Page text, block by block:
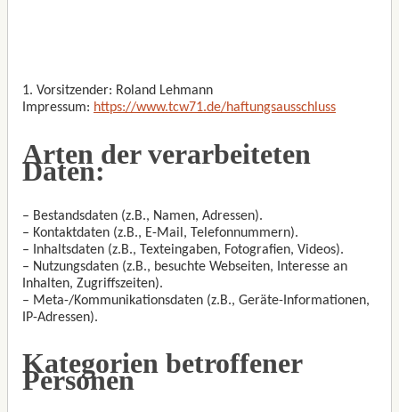
1. Vorsitzender: Roland Lehmann
Impressum: https://www.tcw71.de/haftungsausschluss
Arten der verarbeiteten
Daten:
– Bestandsdaten (z.B., Namen, Adressen).
– Kontaktdaten (z.B., E-Mail, Telefonnummern).
– Inhaltsdaten (z.B., Texteingaben, Fotografien, Videos).
– Nutzungsdaten (z.B., besuchte Webseiten, Interesse an
Inhalten, Zugriffszeiten).
– Meta-/Kommunikationsdaten (z.B., Geräte-Informationen,
IP-Adressen).
Kategorien betroffener
Personen